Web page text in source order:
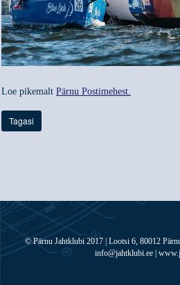
Loe pikemalt Pärnu Postimehest.
Tagasi
© Pärnu Jahtklubi 2017 | Lootsi 6, 80012
info@jahtklubi.ee |